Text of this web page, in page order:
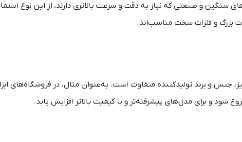
سنگین و صنعتی که نیاز به دقت و سرعت بالاتری دارند، از این نوع
بزرگ و فلزات سخت مناسب‌اند.
و برند تولیدکننده متفاوت است. به‌عنوان مثال، در فروشگاه‌های
و برای مدل‌های پیشرفته‌تر و با کیفیت بالاتر افزایش یابد.